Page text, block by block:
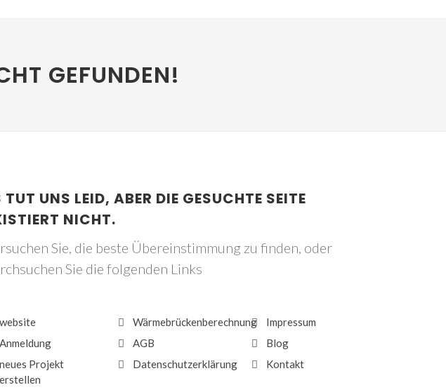
GEFUNDEN!
TUT UNS LEID, ABER DIE GESUCHTE SEITE
NICHT.
Sie, die beste Übereinstimmung zu finden, oder
Sie die folgenden Links
website
Anmeldung
neues Projekt
erstellen
Wärmebrückenberechnung
AGB
Datenschutzerklärung
Impressum
Blog
Kontakt